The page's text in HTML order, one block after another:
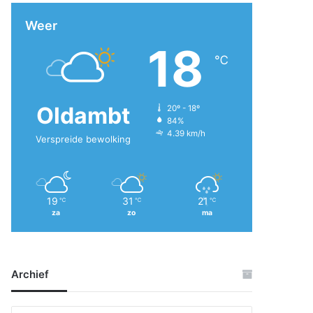
Weer
Oldambt
Verspreide bewolking
18 ℃
20º - 18º
84%
4.39 km/h
19 ℃
za
31 ℃
zo
21 ℃
ma
Archief